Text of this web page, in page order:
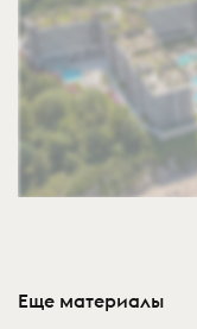
Еще материалы